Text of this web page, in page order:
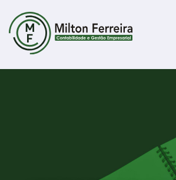
Gestão Tributária e Fiscal
Informativos